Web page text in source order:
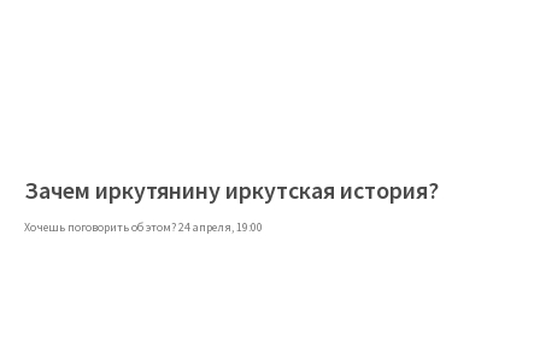
Зачем иркутянину иркутская история?
Хочешь поговорить об этом? 24 апреля, 19:00